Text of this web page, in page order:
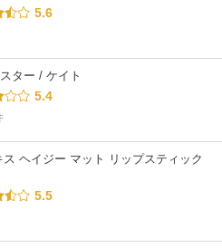
5.6
ター / ケイト
5.4
ヘイジー マット リップスティック
5.5